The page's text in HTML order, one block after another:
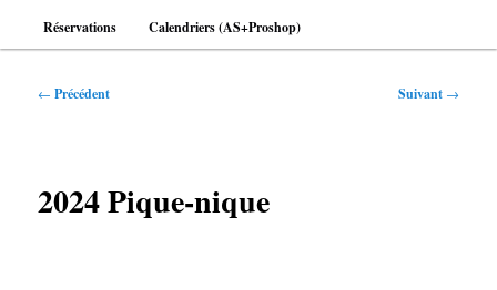
Réservations Calendriers (AS+Proshop)
Navigation
← Précédent Suivant →
2024 Pique-nique